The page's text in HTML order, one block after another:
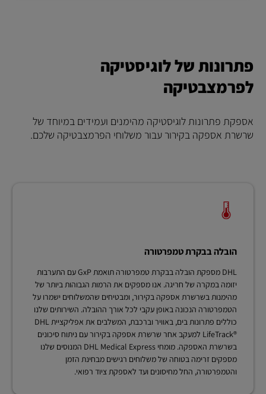
פתרונות של לוגיסטיקה
לפרמצבטיקה
אספקת פתרונות לוגיסטיקה מהימנים ועמידים במיוחד של
שרשרת אספקה בקירור עבור משלוחי הפרמצבטיקה שלכם.
הובלה בבקרת טמפרטורה
DHL מספקת הובלה בבקרת טמפרטורה תואמת GxP עם התערבות
יזומה במקרה של חריגה. אנו מספקים את הרמות הגבוהות ביותר של
מהימנות בשרשרת אספקה בקירור, ומבטיחים שהמשלוחים ישמרו על
הטמפרטורה הנכונה באופן עקבי לכל אורך ההובלה. השירותים שלנו
כוללים פתרונות בים, באוויר וברכבת, המשלבים את אפליקציית DHL
LifeTrack®‎ למעקב אחר שרשרת אספקה בקירור עם ניתוח סיכונים
בשרשרת האספקה. מומחי DHL Medical Express המנוסים שלנו
מספקים זרימה בטוחה של משלוחים רגישים מבחינת הזמן
והטמפרטורה, החל מחיסונים ועד לאספקת ציוד רפואי.